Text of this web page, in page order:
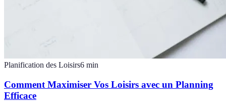
Planification des Loisirs6 min
Comment Maximiser Vos Loisirs avec un Planning
Efficace